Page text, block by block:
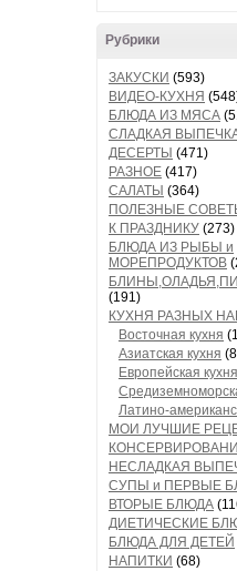
Рубрики
ЗАКУСКИ (593)
ВИДЕО-КУХНЯ
БЛЮДА ИЗ МЯСА
СЛАДКАЯ
ДЕСЕРТЫ (471)
РАЗНОЕ (417)
САЛАТЫ (364)
ПОЛЕЗНЫЕ
К ПРАЗДНИКУ (273)
БЛЮДА ИЗ РЫБЫ и
МОРЕПРОДУКТОВ
(191)
КУХНЯ РАЗНЫХ
Восточная кухня
Азиатская кухня
Европейская кухня
Латино-
МОИ ЛУЧШИЕ
НЕСЛАДКАЯ
СУПЫ и ПЕРВЫЕ
ВТОРЫЕ БЛЮДА
ДИЕТИЧЕСКИЕ
БЛЮДА ДЛЯ ДЕТЕЙ
НАПИТКИ (68)